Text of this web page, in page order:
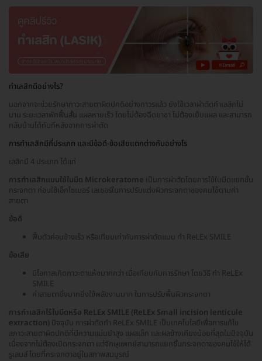
ทำเลสิกดีอย่างไร?
นอกจากจะช่วยรักษาภาวะสายตาผิดปกติอย่างถาวรแล้ว ยังใช้เวลาผ่าตัดทำเลสิกไม่
นาน ระยะเวลาพักฟื้นสั้น แผลหายเร็ว โดยไม่ต้องฉีดยาชา ไม่ต้องเย็บแผล และสามารถ
กลับบ้านได้ทันทีหลังจากการผ่าตัด
การทำเลสิกมีกี่ประเภท และมีข้อดี-ข้อเสียแตกต่างกันอย่างไร
เลสิกมี 4 ประเภท ได้แก่
การทำเลสิกแบบใช้ใบมีด Microkeratome เป็นการผ่าตัดโดยการใช้ใบมีดแยกชั้น
กระจกตา ก่อนใช้เอ็กไซเมอร์ เลเซอร์ในการปรับแต่งผิวกระจกตาของคนไข้ตามค่า
สายตา
ข้อดี
ฟื้นตัวค่อนข้างเร็ว หรือเทียบเท่ากับการผ่าตัดแบบ ทำ ReLEx SMILE
ข้อเสีย
มีโอกาสเกิดภาวะตาแห้งมากกว่า เมื่อเทียบกับการรักษา โดยวิธี ทำ ReLEx
SMILE
ค่าสายตายิ่งมากยิ่งใช้พลังงานมาก ในการปรับพื้นผิวกระจกตา
การทำเลสิกไร้ใบมีดหรือ ReLEx SMILE (ReLEx Small incision lenticule
extraction) ปัจจุบัน การผ่าตัดทำ ReLEx SMILE เป็นเทคโนโลยีเพื่อการแก้ไข
สภาวะสายตาผิดปกติที่มีความแม่นยำสูง แผลเล็ก และผลข้างเคียงน้อยที่สุดในปัจจุบัน
เนื่องจากไม่ต้องเปิดกระจกตา แต่จักษุแพทย์สามารถแยกชั้นกระจกตาของคนไข้ให้ได้
รูเลนส์ โดยที่กระจกตาอยู่ในสภาพสมบูรณ์